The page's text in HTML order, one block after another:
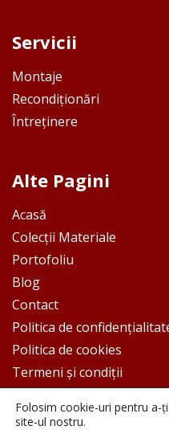
Servicii
Montaje
Recondiționări
Întreținere
Alte Pagini
Acasă
Colecții Materiale
Portofoliu
Blog
Contact
Politica de
Politica de cookies
Termeni și condiții
Folosim cookie-uri pentru a-
site-ul nostru.